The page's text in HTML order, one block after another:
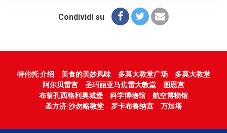
Condividi su
特伦托 介绍 美食的美妙风味 多莫大教堂广场
多莫大教堂
阿尔贝雷宫
圣玛丽亚马焦雷大教堂
图恩宫
布翁孔西格利奥城堡
科学博物馆
航空博物馆
圣方济·沙勿略教堂
罗卡布鲁纳宫 万加塔